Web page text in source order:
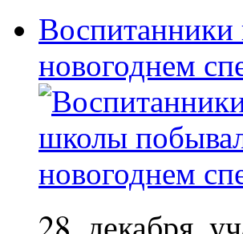
новогоднем